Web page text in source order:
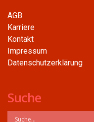
AGB
Karriere
Kontakt
Impressum
Datenschutzerklärung
Suche